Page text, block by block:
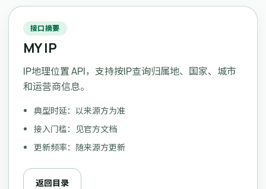
接口摘要
MY IP
IP地理位置 API，支持按IP查询归属地、国家、城市
和运营商信息。
典型时延：以来源方为准
接入门槛：见官方文档
更新频率：随来源方更新
返回目录